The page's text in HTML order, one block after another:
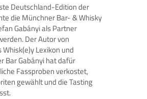
Deutschland-Edition der
die Münchner Bar- & Whisky
Gabányi als Partner
Der Autor von
Whisk(e)y Lexikon und
Bar Gabányi hat dafür
Fassproben verkostet,
gewählt und die Tasting